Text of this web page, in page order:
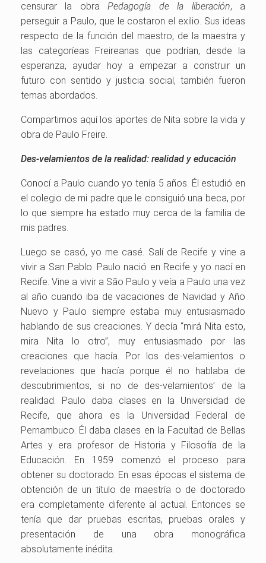
censurar la obraPedagogía de la liberación, a
perseguir a Paulo, que le costaron el exilio. Sus ideas
respecto de la función del maestro, de la maestra y
las categoríeas Freireanas que podrían, desde la
esperanza, ayudar hoy a empezar a construir un
futuro con sentido y justicia social, también fueron
temas abordados.
Compartimos aquí los aportes de Nita sobre la vida y
obra de Paulo Freire.
Des-velamientos de la realidad: realidad y educación
Conocí a Paulo cuando yo tenía 5 años. Él estudió en
el colegio de mi padre que le consiguió una beca, por
lo que siempre ha estado muy cerca de la familia de
mis padres.
Luego se casó, yo me casé. Salí de Recife y vine a
vivir a San Pablo. Paulo nació en Recife y yo nací en
Recife. Vine a vivir a São Paulo y veía a Paulo una vez
al año cuando iba de vacaciones de Navidad y Año
Nuevo y Paulo siempre estaba muy entusiasmado
hablando de sus creaciones. Y decía “mirá Nita esto,
mira Nita lo otro”, muy entusiasmado por las
creaciones que hacía. Por los des-velamientos o
revelaciones que hacía porque él no hablaba de
descubrimientos, si no de des-velamientos’ de la
realidad. Paulo daba clases en la Universidad de
Recife, que ahora es la Universidad Federal de
Pernambuco. Él daba clases en la Facultad de Bellas
Artes y era profesor de Historia y Filosofía de la
Educación. En 1959 comenzó el proceso para
obtener su doctorado. En esas épocas el sistema de
obtención de un título de maestría o de doctorado
era completamente diferente al actual. Entonces se
tenía que dar pruebas escritas, pruebas orales y
presentación de una obra monográfica
absolutamente inédita.